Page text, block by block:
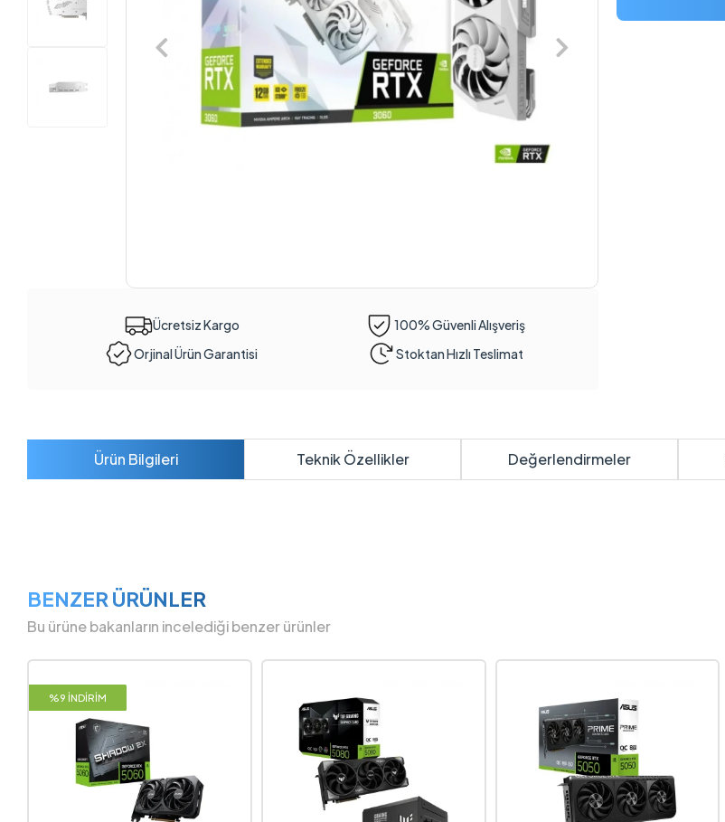
Ücretsiz Kargo
100% Güvenli Alışveriş
Orjinal Ürün Garantisi
Stoktan Hızlı Teslimat
Ürün Bilgileri Teknik Özellikler Değerlendirmeler
BENZER ÜRÜNLER
Bu ürüne bakanların incelediği benzer ürünler